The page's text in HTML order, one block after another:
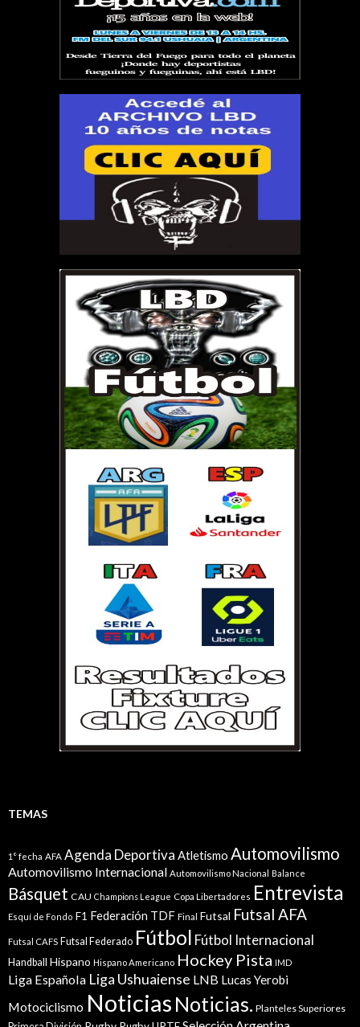
TEMAS
1° fecha AFA Agenda Deportiva Atletismo Automovilismo
Automovilismo Internacional Automovilismo Nacional Balance
Básquet CAU Champions League Copa Libertadores Entrevista
Esquí de Fondo F1 Federación TDF Final Futsal Futsal AFA
Futsal CAFS Futsal Federado Fútbol Fútbol Internacional
Handball Hispano Hispano Americano Hockey Pista IMD
Liga Española Liga Ushuaiense LNB Lucas Yerobi
Motociclismo Noticias Noticias. Planteles Superiores